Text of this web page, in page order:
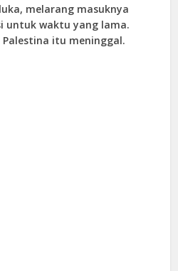
melarang masuknya
untuk waktu yang lama.
itu meninggal.